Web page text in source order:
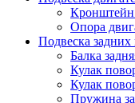
Кронштейн
Опора
Подвеска задних
Балка
Кулак
Кулак
Пружина